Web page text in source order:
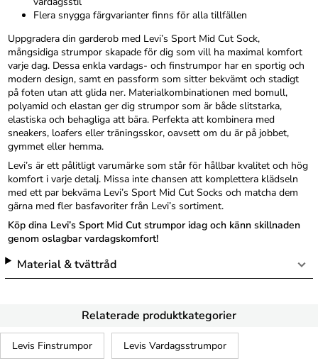
Flera snygga färgvarianter finns för alla tillfällen
Uppgradera din garderob med Levi’s Sport Mid Cut Sock,
mångsidiga strumpor skapade för dig som vill ha maximal komfort
varje dag. Dessa enkla vardags- och finstrumpor har en sportig och
modern design, samt en passform som sitter bekvämt och stadigt
på foten utan att glida ner. Materialkombinationen med bomull,
polyamid och elastan ger dig strumpor som är både slitstarka,
elastiska och behagliga att bära. Perfekta att kombinera med
sneakers, loafers eller träningsskor, oavsett om du är på jobbet,
gymmet eller hemma.
Levi’s är ett pålitligt varumärke som står för hållbar kvalitet och hög
komfort i varje detalj. Missa inte chansen att komplettera klädseln
med ett par bekväma Levi’s Sport Mid Cut Socks och matcha dem
gärna med fler basfavoriter från Levi’s sortiment.
Köp dina Levi’s Sport Mid Cut strumpor idag och känn skillnaden
genom oslagbar vardagskomfort!
Material & tvättråd
Relaterade produktkategorier
Levis Finstrumpor Levis Vardagsstrumpor